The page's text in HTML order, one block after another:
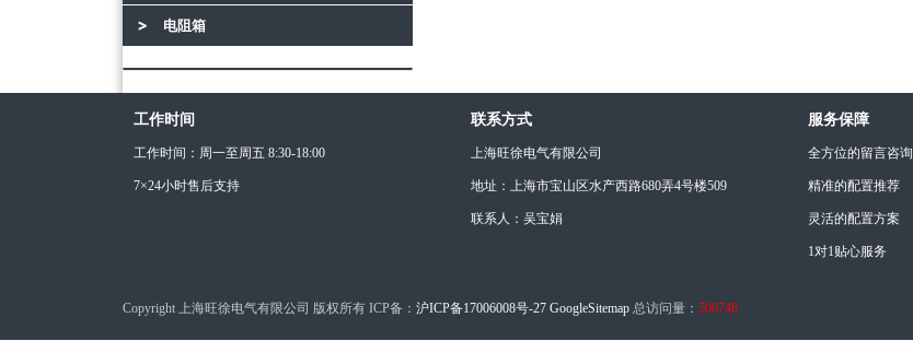
电阻箱
工作时间
工作时间：周一至周五 8:30-18:00
7×24小时售后支持
联系方式
上海旺徐电气有限公司
地址：上海市宝山区水产西路680弄4号楼509
联系人：吴宝娟
服务保障
全方位的留言咨询
精准的配置推荐
灵活的配置方案
1对1贴心服务
Copyright 上海旺徐电气有限公司 版权所有 ICP备： 沪ICP备17006008号-27 GoogleSitemap 总访问量： 500748